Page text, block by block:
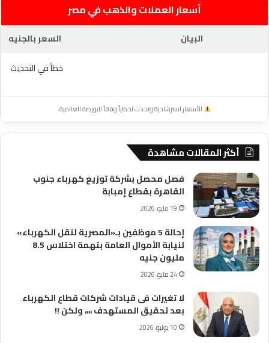
أسعار العملات والذهب في مصر
البيان
السعر بالجنيه
خطأ في التحديث
الأسعار استرشادية وتحدث لحظياً وفقاً للبورصة العالمية.
أكثر المقالات مشاهدة
فصل محصل بشركة توزيع كهرباء جنوب
القاهرة بقطاع إمبابة
19 مايو، 2026
إحالة 5 موظفين بـ«المصرية لنقل الكهرباء»
لنيابة الأموال العامة بتهمة اختلاس 8.5
مليون جنيه
24 مايو، 2026
لا تغيرات فى قيادات شركات قطاع الكهرباء
بعد تحقيق المستهدف ،،،، ولكن !!
10 يوليو، 2026